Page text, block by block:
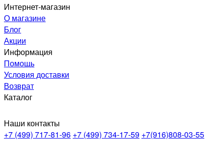
Интернет-магазин
О магазине
Блог
Акции
Информация
Помощь
Условия доставки
Возврат
Каталог
Наши контакты
+7 (499) 717-81-96 +7 (499) 734-17-59 +7(916)808-03-55